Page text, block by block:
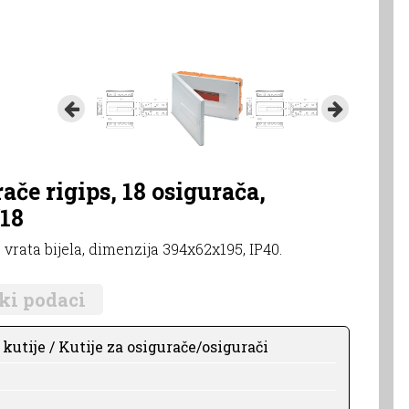
rigips, 18 osigurača,
bijela, dimenzija 394x62x195, IP40.
podaci
/ Kutije za osigurače/osigurači